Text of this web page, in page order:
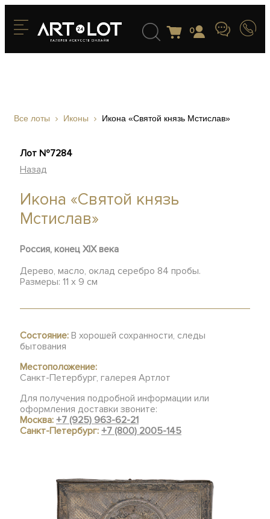
0
Все лоты Иконы Икона «Святой князь Мстислав»
Лот №7284
Назад
Икона «Святой князь
Мстислав»
Россия, конец XIX века
Дерево, масло, оклад серебро 84 пробы.
Размеры: 11 х 9 см
Состояние: В хорошей сохранности, следы
бытования
Местоположение:
Санкт-Петербург, галерея Артлот
Для получения подробной информации или
оформления доставки звоните:
Москва:+7 (925) 963-62-21
Санкт-Петербург:+7 (800) 2005-145